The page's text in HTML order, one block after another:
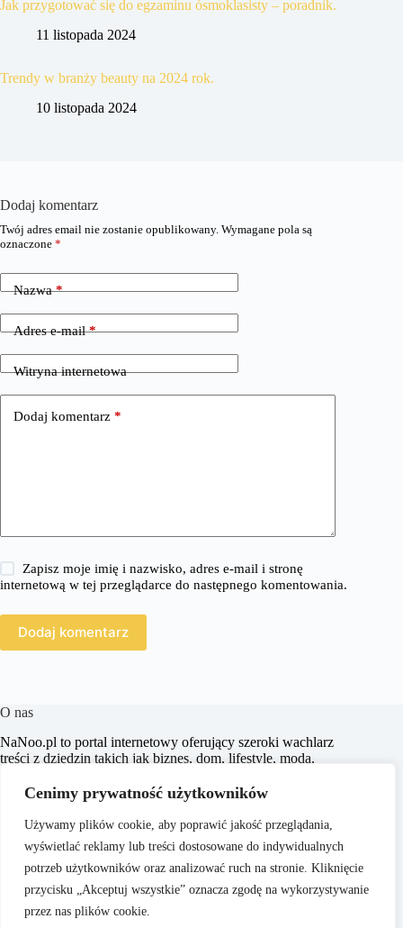
Cenimy prywatność użytkowników
Używamy plików cookie, aby poprawić jakość przeglądania,
wyświetlać reklamy lub treści dostosowane do indywidualnych
potrzeb użytkowników oraz analizować ruch na stronie. Kliknięcie
przycisku „Akceptuj wszystkie” oznacza zgodę na wykorzystywanie
przez nas plików cookie.
Jak przygotować się do egzaminu ósmoklasisty – poradnik.
11 listopada 2024
Trendy w branży beauty na 2024 rok.
10 listopada 2024
Dodaj komentarz
Twój adres email nie zostanie opublikowany. Wymagane pola są
oznaczone *
Nazwa*
Adres e-mail*
Witryna internetowa
Dodaj komentarz *
Zapisz moje imię i nazwisko, adres e-mail i stronę
internetową w tej przeglądarce do następnego komentowania.
Dodaj komentarz
O nas
​NaNoo.pl to portal internetowy oferujący szeroki wachlarz
treści z dziedzin takich jak biznes, dom, lifestyle, moda,
celem jest dostarczanie czytelnikom rzetelnych i inspirujących
artykułów, które wspierają ich w podejmowaniu świadomych
decyzji oraz poszerzają horyzonty.